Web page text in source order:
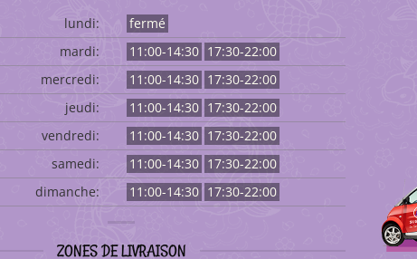
lundi:
fermé
mardi:
11:00-14:30 17:30-22:00
mercredi:
11:00-14:30 17:30-22:00
jeudi:
11:00-14:30 17:30-22:00
vendredi:
11:00-14:30 17:30-22:00
samedi:
11:00-14:30 17:30-22:00
dimanche:
11:00-14:30 17:30-22:00
ZONES DE LIVRAISON